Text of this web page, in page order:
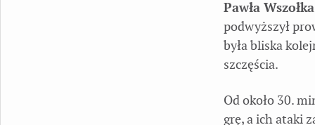
Pawła Wszołka
podwyższył
była bliska
szczęścia.
Od około 30.
grę, a ich ataki